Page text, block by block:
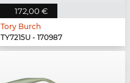
172,00 €
Tory Burch
TY7215U - 170987